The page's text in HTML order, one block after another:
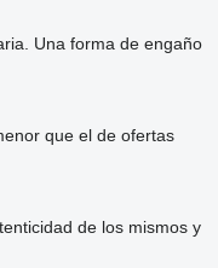
Una forma de engaño
que el de ofertas
de los mismos y